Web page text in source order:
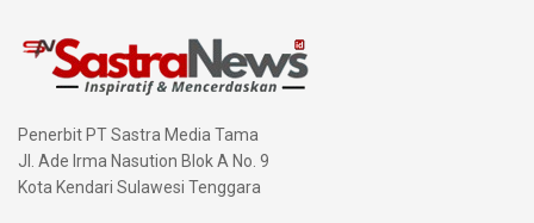
Penerbit PT Sastra Media Tama
Jl. Ade Irma Nasution Blok A No. 9
Kota Kendari Sulawesi Tenggara